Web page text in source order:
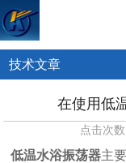
技术文章
在使用低
点击次
低温水浴振荡器主